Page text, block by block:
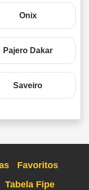
Onix
Pajero Dakar
Saveiro
Favoritos
Tabela Fipe